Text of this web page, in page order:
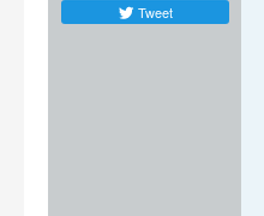
Tweet